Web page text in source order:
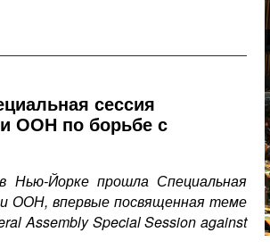
сессия
ООН по борьбе с
Йорке прошла Специальная
ООН, впервые посвященная теме
Assembly Special Session against